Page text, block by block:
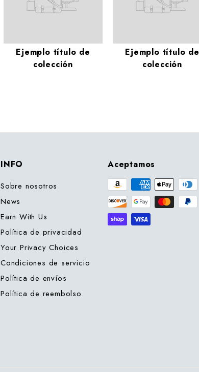
Ejemplo título de
colección
Ejemplo título de
colección
INFO
Sobre nosotros
News
Earn With Us
Política de privacidad
Your Privacy Choices
Condiciones de servicio
Política de envíos
Política de reembolso
Aceptamos